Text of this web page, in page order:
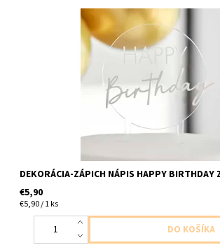
plastový zápich biely stastne narodeniny 1ks v
DEKORÁCIA-ZÁPICH NÁPIS HAPPY BIRTHDAY
€5,90
€5,90 / 1 ks